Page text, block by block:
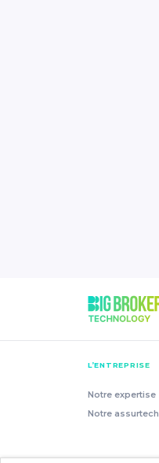
L’ENTREPRISE
Notre expertise
Notre assurtech